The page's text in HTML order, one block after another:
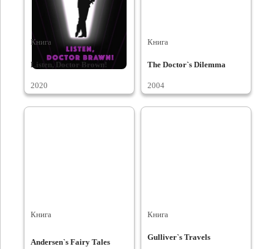
Книга
Listen, Doctor Brown!
2020
Книга
The Doctor`s Dilemma
2004
Книга
Andersen`s Fairy Tales
Книга
Gulliver`s Travels